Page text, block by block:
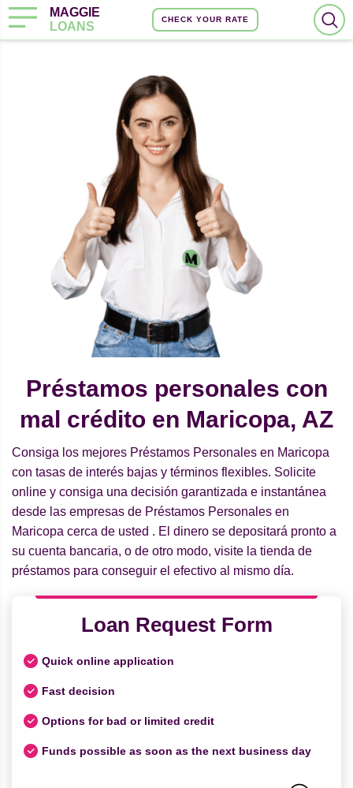
MAGGIE
LOANS
CHECK YOUR RATE
Préstamos personales con
mal crédito en Maricopa, AZ
Consiga los mejores Préstamos Personales en Maricopa
con tasas de interés bajas y términos flexibles. Solicite
online y consiga una decisión garantizada e instantánea
desde las empresas de Préstamos Personales en
Maricopa cerca de usted . El dinero se depositará pronto a
su cuenta bancaria, o de otro modo, visite la tienda de
préstamos para conseguir el efectivo al mismo día.
Loan Request Form
Quick online application
Fast decision
Options for bad or limited credit
Funds possible as soon as the next business day